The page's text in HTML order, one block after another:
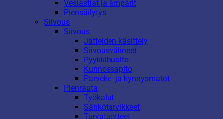
Vesiastiat ja ämpärit
Piensäilytys
Siivous
Siivous
Jätteiden käsittely
Siivousvälineet
Pyykkihuolto
Kunnossapito
Parveke- ja kynnysmatot
Pienrauta
Työkalut
Sähkötarvikkeet
Turvatuotteet